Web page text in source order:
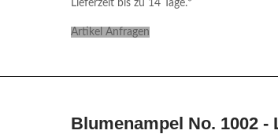
Lieferzeit bis zu 14 Tage.*
Artikel Anfragen
Blumenampel No. 1002 -